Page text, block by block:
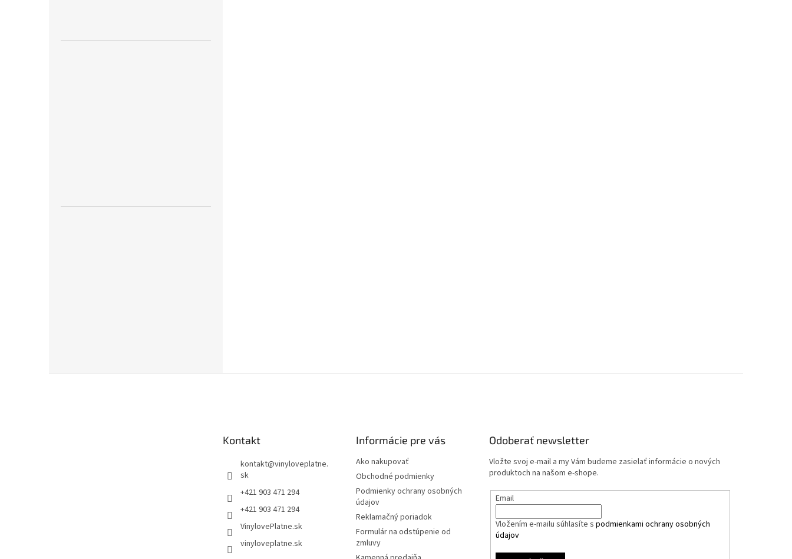
Kontakt
kontakt@vinyloveplatne.
sk
+421 903 471 294
+421 903 471 294
VinylovePlatne.sk
vinyloveplatne.sk
Informácie pre vás
Ako nakupovať
Obchodné podmienky
Podmienky ochrany osobných
údajov
Reklamačný poriadok
Formulár na odstúpenie od
zmluvy
Odoberať newsletter
Vložte svoj e-mail a my Vám budeme zasielať informácie o nových
produktoch na našom e-shope.
Email
Vložením e-mailu súhlasíte spodmienkami ochrany osobných
údajov